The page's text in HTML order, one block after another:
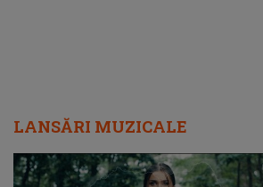
LANSĂRI MUZICALE